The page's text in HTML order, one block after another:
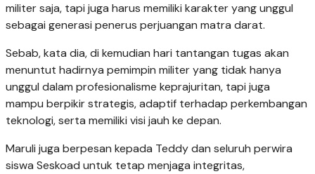
militer saja, tapi juga harus memiliki karakter yang unggul
sebagai generasi penerus perjuangan matra darat.
Sebab, kata dia, di kemudian hari tantangan tugas akan
menuntut hadirnya pemimpin militer yang tidak hanya
unggul dalam profesionalisme keprajuritan, tapi juga
mampu berpikir strategis, adaptif terhadap perkembangan
teknologi, serta memiliki visi jauh ke depan.
Maruli juga berpesan kepada Teddy dan seluruh perwira
siswa Seskoad untuk tetap menjaga integritas,